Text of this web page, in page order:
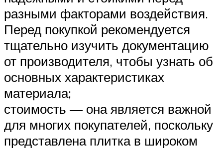
разными факторами воздействия.
Перед покупкой рекомендуется
тщательно изучить документацию
от производителя, чтобы узнать об
основных характеристиках
материала;
стоимость — она является важной
для многих покупателей, поскольку
представлена плитка в широком